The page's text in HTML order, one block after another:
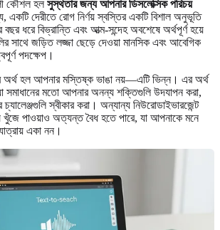
কৌশল হলসুস্থতার জন্য আপনার ডিসলেক্সিক পরিচয়
দেরীতে রোগ নির্ণয় স্বস্তির একটি বিশাল অনুভূতি
ধরে বিভ্রান্তি এবং আত্ম-সন্দেহ অবশেষে অর্থপূর্ণ হয়ে
সাথে জড়িত লজ্জা ছেড়ে দেওয়া মানসিক এবং আবেগিক
পদক্ষেপ।
অর্থ হল আপনার মস্তিষ্ক ভাঙা নয়—এটি ভিন্ন। এর অর্থ
সমাধানের মতো আপনার অনন্য শক্তিগুলি উদযাপন করা,
স্বীকার করা। অন্যান্য নিউরোডাইভারজেন্ট
খুঁজে পাওয়াও অত্যন্ত বৈধ হতে পারে, যা আপনাকে মনে
একা নন।